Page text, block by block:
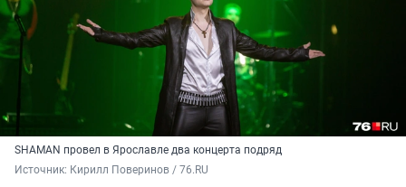
SHAMAN провел в Ярославле два концерта подряд
Источник: Кирилл Поверинов / 76.RU